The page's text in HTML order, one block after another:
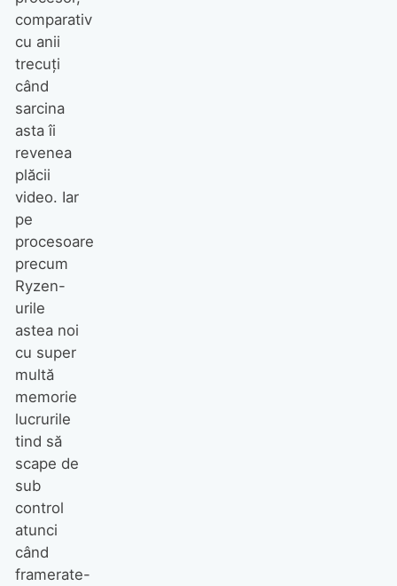
comparativ
cu anii
trecuți
când
sarcina
asta îi
revenea
plăcii
video. Iar
pe
procesoare
precum
Ryzen-
urile
astea noi
cu super
multă
memorie
lucrurile
tind să
scape de
sub
control
atunci
când
framerate-